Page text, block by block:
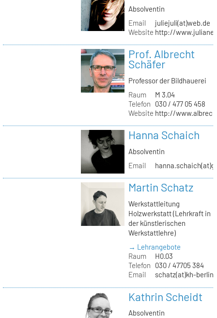
Absolventin
Email
juliejuli(at)web.de
Website http://
Prof. Albrecht
Schäfer
Professor der Bildhauerei
Raum
M 3.04
Telefon
030 / 477 05 458
Website http://
Hanna Schaich
Absolventin
Email
Martin Schatz
Werkstattleitung
Holzwerkstatt (Lehrkraft in
der künstlerischen
Werkstattlehre)
→ Lehrangebote
Raum
H0.03
Telefon
030 / 47705 384
Email
schatz(at)kh-
Kathrin Scheidt
Absolventin